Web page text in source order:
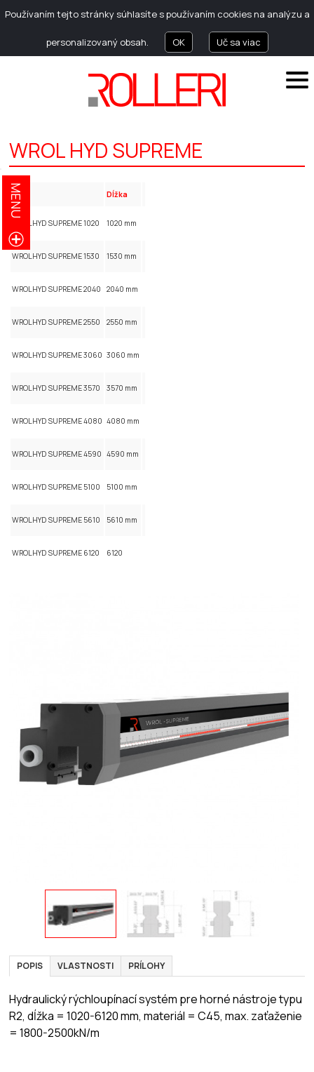
Používaním tejto stránky súhlasíte s používaním cookies na analýzu a
personalizovaný obsah. OK Uč sa viac
WROL HYD SUPREME
kód Dĺžka
WROLHYD SUPREME 1020 1020 mm
WROLHYD SUPREME 1530 1530 mm
WROLHYD SUPREME 2040 2040 mm
WROLHYD SUPREME 2550 2550 mm
WROLHYD SUPREME 3060 3060 mm
WROLHYD SUPREME 3570 3570 mm
WROLHYD SUPREME 4080 4080 mm
WROLHYD SUPREME 4590 4590 mm
WROLHYD SUPREME 5100 5100 mm
WROLHYD SUPREME 5610 5610 mm
WROLHYD SUPREME 6120 6120
POPIS VLASTNOSTI PRÍLOHY
Hydraulický rýchloupínací systém pre horné nástroje typu
R2, dĺžka = 1020-6120 mm, materiál = C45, max. zaťaženie
= 1800-2500kN/m
MENU